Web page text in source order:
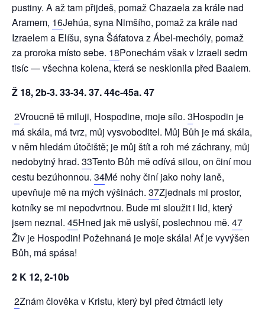
pustiny. A až tam přijdeš, pomaž Chazaela za krále nad
Aramem, 16Jehúa, syna Nimšího, pomaž za krále nad
Izraelem a Elíšu, syna Šáfatova z Ábel-mechóly, pomaž
za proroka místo sebe. 18Ponechám však v Izraeli sedm
tisíc — všechna kolena, která se nesklonila před Baalem.
Ž 18, 2b-3. 33-34. 37. 44c-45a. 47
2Vroucně tě miluji, Hospodine, moje sílo. 3Hospodin je
má skála, má tvrz, můj vysvoboditel. Můj Bůh je má skála,
v něm hledám útočiště; je můj štít a roh mé záchrany, můj
nedobytný hrad. 33Tento Bůh mě odívá silou, on činí mou
cestu bezúhonnou. 34Mé nohy činí jako nohy laně,
upevňuje mě na mých výšinách. 37Zjednals mi prostor,
kotníky se mi nepodvrtnou. Bude mi sloužit i lid, který
jsem neznal. 45Hned jak mě uslyší, poslechnou mě. 47
Živ je Hospodin! Požehnaná je moje skála! Ať je vyvýšen
Bůh, má spása!
2 K 12, 2-10b
2Znám člověka v Kristu, který byl před čtrnácti lety